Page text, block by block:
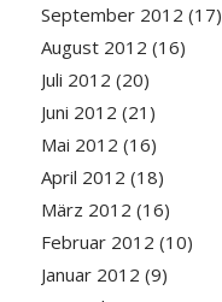
September 2012 (17)
August 2012 (16)
Juli 2012 (20)
Juni 2012 (21)
Mai 2012 (16)
April 2012 (18)
März 2012 (16)
Februar 2012 (10)
Januar 2012 (9)